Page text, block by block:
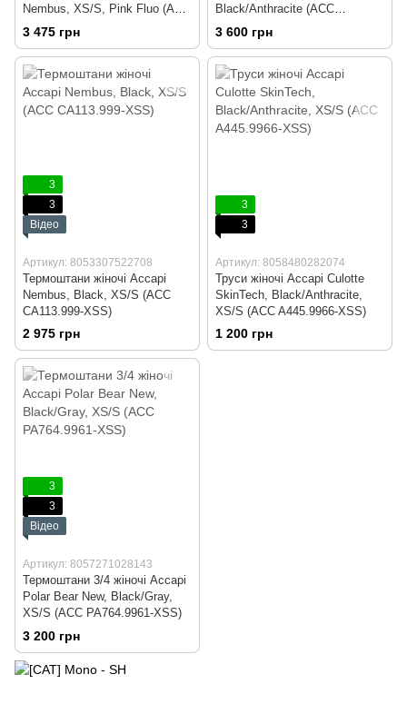
Nembus, XS/S, Pink Fluo (ACC
CA111.929-XSS)
3 475 грн
Black/Anthracite (ACC
EA454.906-XSS)
3 600 грн
3
3
Відео
Артикул: 8053307522708
Термоштани жіночі Accapi
Nembus, Black, XS/S (ACC
CA113.999-XSS)
2 975 грн
3
3
Артикул: 8058480282074
Труси жіночі Accapi Culotte
SkinTech, Black/Anthracite,
XS/S (ACC A445.9966-XSS)
1 200 грн
3
3
Відео
Артикул: 8057271028143
Термоштани 3/4 жіночі Accapi
Polar Bear New, Black/Gray,
XS/S (ACC PA764.9961-XSS)
3 200 грн